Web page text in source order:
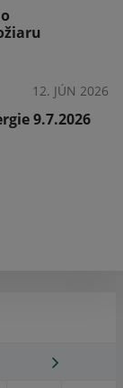
12. JÚN 2026
9.7.2026